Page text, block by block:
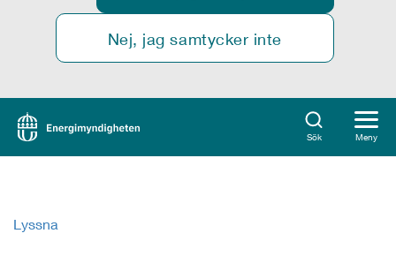
Nej, jag samtycker inte
Sök Meny
Lyssna